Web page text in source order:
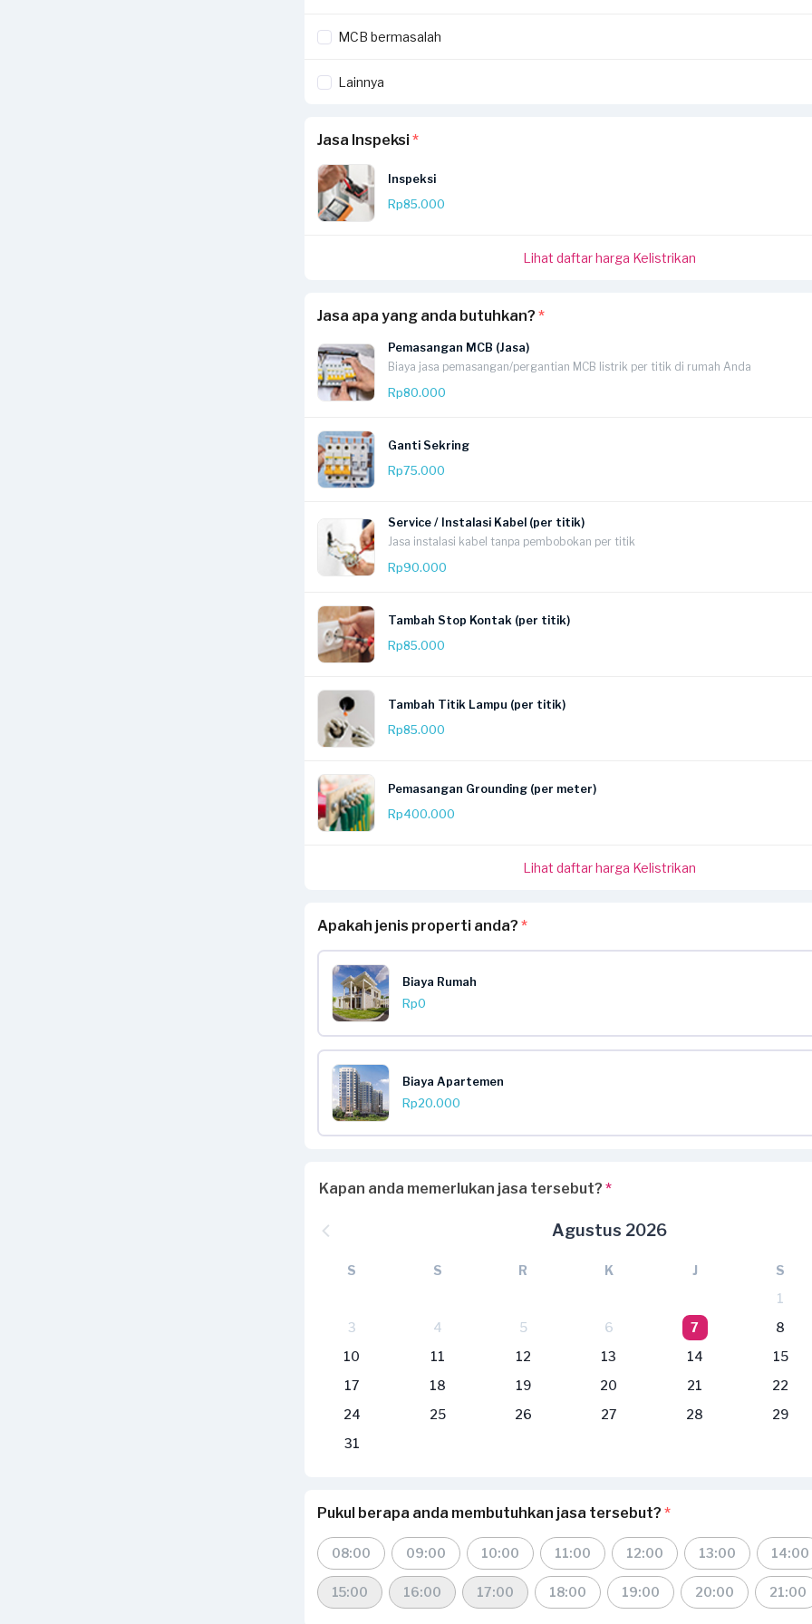
MCB bermasalah
Lainnya
Jasa Inspeksi*
Inspeksi
Rp85.000
Lihat daftar harga Kelistrikan
Jasa apa yang anda butuhkan? *
Pemasangan MCB (Jasa)
Biaya jasa pemasangan/pergantian MCB listrik per titik di rumah Anda
Rp80.000
Ganti Sekring
Rp75.000
Service / Instalasi Kabel (per titik)
Jasa instalasi kabel tanpa pembobokan per titik
Rp90.000
Tambah Stop Kontak (per titik)
Rp85.000
Tambah Titik Lampu (per titik)
Rp85.000
Pemasangan Grounding (per meter)
Rp400.000
Lihat daftar harga Kelistrikan
Apakah jenis properti anda? *
Biaya Rumah
Rp0
Biaya Apartemen
Rp20.000
Kapan anda memerlukan jasa tersebut? *
Agustus 2026
S S R K J S
1
3
4 5 6 7 8
10
11 12 13 14 15
17
18 19 20 21 22
24
25 26 27 28 29
31
Pukul berapa anda membutuhkan jasa tersebut? *
08:00 09:00 10:00 11:00 12:00 13:00 14:00
15:00 16:00 17:00 18:00 19:00 20:00 21:00